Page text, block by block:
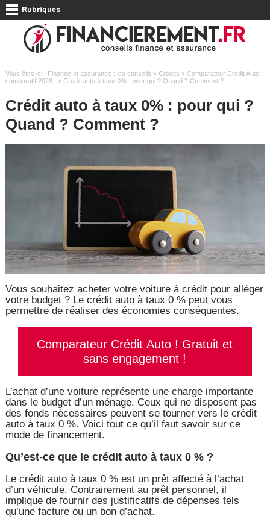
Vous êtes ici : Finance et assurance : les conseils > Crédits > Comparateur Crédit Auto :
comparatif 2026 ! > Crédit auto à taux 0% : pour qui ? Quand ? Comment ?
Crédit auto à taux 0% : pour qui ?
Quand ? Comment ?
Vous souhaitez acheter votre voiture à crédit pour alléger
votre budget ? Le crédit auto à taux 0 % peut vous
permettre de réaliser des économies conséquentes.
Comparateur Crédit Auto ! Gratuit et
sans engagement !
L’achat d’une voiture représente une charge importante
dans le budget d’un ménage. Ceux qui ne disposent pas
des fonds nécessaires peuvent se tourner vers le crédit
auto à taux 0 %. Voici tout ce qu’il faut savoir sur ce
mode de financement.
Qu’est-ce que le crédit auto à taux 0 % ?
Le crédit auto à taux 0 % est un prêt affecté à l’achat
d’un véhicule. Contrairement au prêt personnel, il
implique de fournir des justificatifs de dépenses tels
qu’une facture ou un bon d’achat.